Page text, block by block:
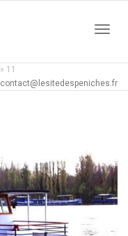
» 11
contact@lesitedespeniches.fr